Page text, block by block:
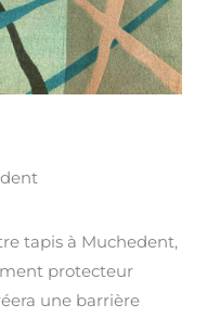
tapis à Muchedent,
protecteur
une barrière